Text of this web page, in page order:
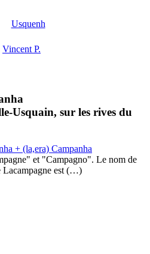
Usquenh
Vincent P.
Usquain, sur les rives du
+ (la,era) Campanha
et "Campagno". Le nom de
Lacampagne est (…)